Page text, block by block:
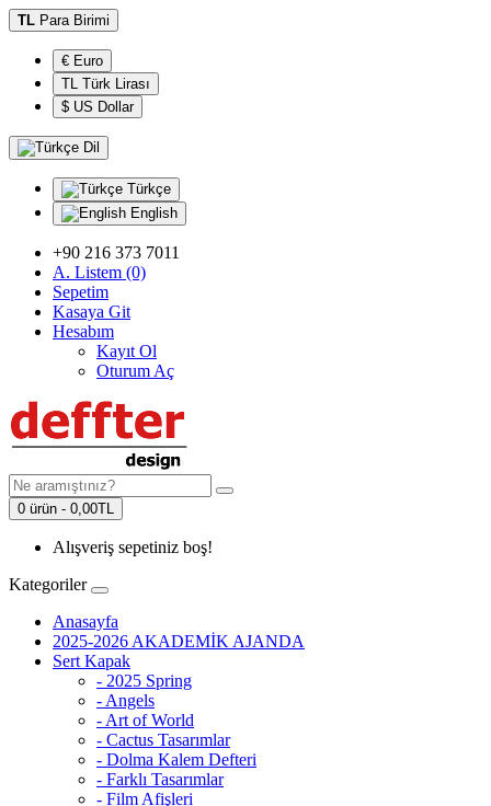
TL Para Birimi
€ Euro
TL Türk Lirası
$ US Dollar
Dil
Türkçe
English
+90 216 373 7011
A. Listem (0)
Sepetim
Kasaya Git
Hesabım
Kayıt Ol
Oturum Aç
0 ürün - 0,00TL
Alışveriş sepetiniz boş!
Kategoriler
Anasayfa
2025-2026 AKADEMİK AJANDA
Sert Kapak
- 2025 Spring
- Angels
- Art of World
- Cactus Tasarımlar
- Dolma Kalem Defteri
- Farklı Tasarımlar
- Film Afişleri